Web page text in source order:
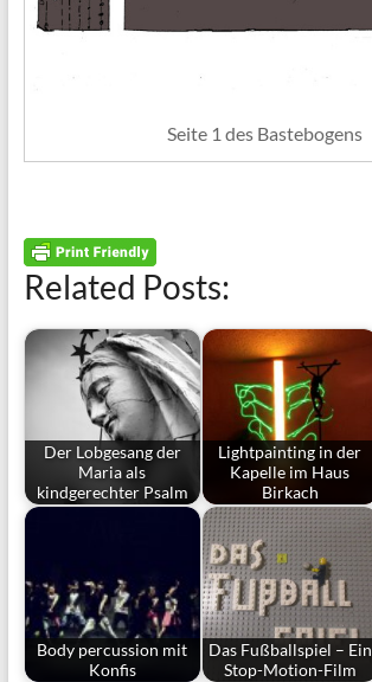
Seite 1 des Bastebogens
Related Posts:
Der Lobgesang der
Maria als
kindgerechter Psalm
Lightpainting in der
Kapelle im Haus
Birkach
Body percussion mit
Konfis
Das Fußballspiel – Ein
Stop-Motion-Film